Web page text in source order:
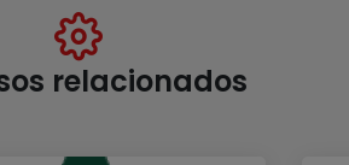
relacionados